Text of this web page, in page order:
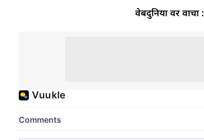
वेबदुनिया वर वाचा :